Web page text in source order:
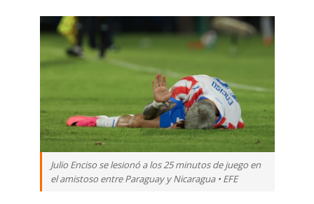
Julio Enciso se lesionó a los 25 minutos de juego en
el amistoso entre Paraguay y Nicaragua • EFE